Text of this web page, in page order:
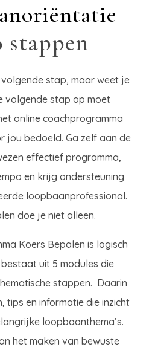
stappen
stap, maar weet je
volgende stap op moet
online coachprogramma
jou bedoeld. Ga zelf aan de
effectief programma,
en krijg ondersteuning
loopbaanprofessional.
doe je niet alleen.
Koers Bepalen is logisch
uit 5 modules die
stappen. Daarin
tips en informatie die inzicht
loopbaanthema’s.
het maken van bewuste